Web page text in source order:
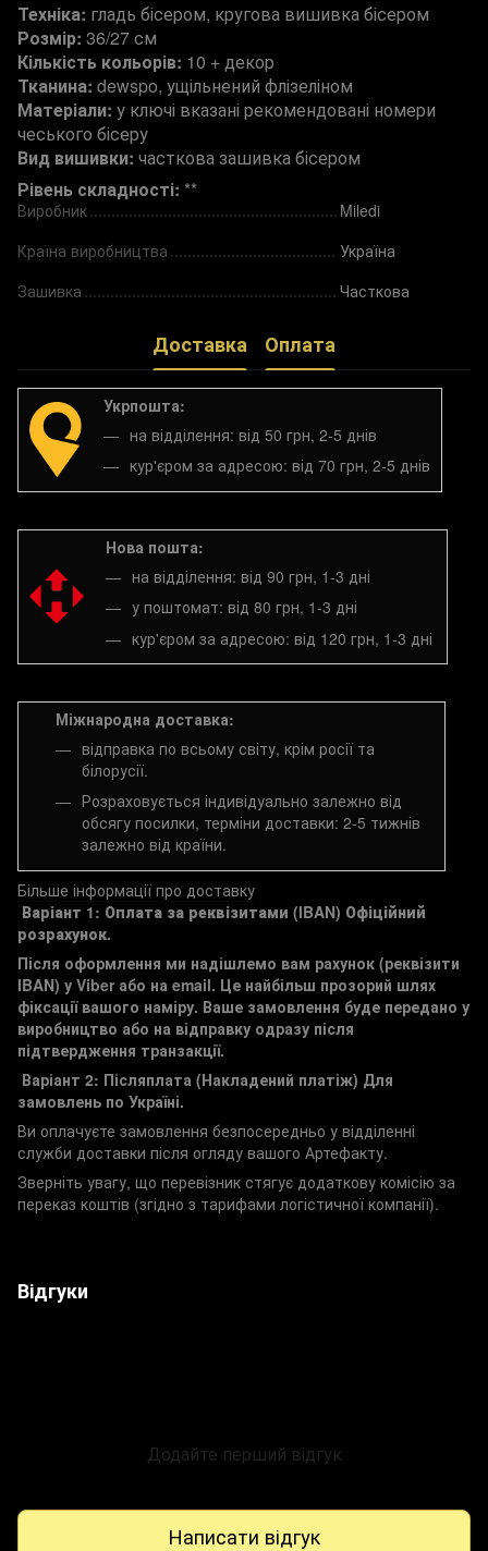
Техніка: гладь бісером, кругова вишивка бісером
Розмір: 36/27 см
Кількість кольорів: 10 + декор
Тканина: dewspo, ущільнений флізеліном
Матеріали: у ключі вказані рекомендовані номери
чеського бісеру
Вид вишивки: часткова зашивка бісером
Рівень складності: **
Виробник
Miledi
Країна виробництва
Україна
Зашивка
Часткова
Доставка Оплата
Укрпошта:
на відділення: від 50 грн, 2-5 днів
кур'єром за адресою: від 70 грн, 2-5 днів
Нова пошта:
на відділення: від 90 грн, 1-3 дні
у поштомат: від 80 грн, 1-3 дні
кур'єром за адресою: від 120 грн, 1-3 дні
Міжнародна доставка:
відправка по всьому світу, крім росії та
білорусії.
Розраховується індивідуально залежно від
обсягу посилки, терміни доставки: 2-5 тижнів
залежно від країни.
Більше інформації про доставку
Варіант 1: Оплата за реквізитами (IBAN) Офіційний
розрахунок.
Після оформлення ми надішлемо вам рахунок (реквізити
IBAN) у Viber або на email. Це найбільш прозорий шлях
фіксації вашого наміру. Ваше замовлення буде передано у
виробництво або на відправку одразу після
підтвердження транзакції.
Варіант 2: Післяплата (Накладений платіж) Для
замовлень по Україні.
Ви оплачуєте замовлення безпосередньо у відділенні
служби доставки після огляду вашого Артефакту.
Зверніть увагу, що перевізник стягує додаткову комісію за
переказ коштів (згідно з тарифами логістичної компанії).
Відгуки
Додайте перший відгук
Написати відгук